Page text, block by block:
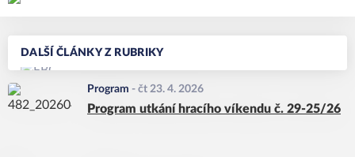
DALŠÍ ČLÁNKY Z RUBRIKY
Program - čt 23. 4. 2026
Program utkání hracího víkendu č. 29-25/26